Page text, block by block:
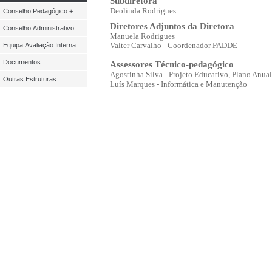
Deolinda Rodrigues
Diretores Adjuntos da Diretora
Manuela Rodrigues
Valter Carvalho - Coordenador PADDE
Assessores Técnico-pedagógico
Agostinha Silva - Projeto Educativo, Plano
Luís Marques - Informática e Manutenção
Conselho Pedagógico +
Conselho Administrativo
Equipa Avaliação Interna
Documentos
Outras Estruturas